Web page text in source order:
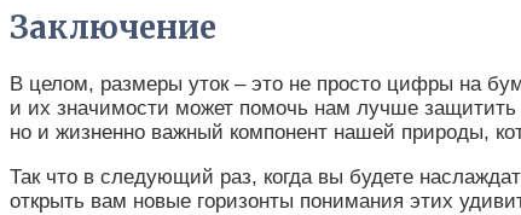
Заключение
В целом, размеры уток – это не просто цифры на
и их значимости может помочь нам лучше
но и жизненно важный компонент нашей природы,
Так что в следующий раз, когда вы будете
открыть вам новые горизонты понимания этих